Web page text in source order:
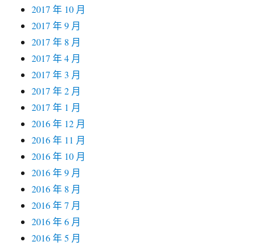
2017 年 10 月
2017 年 9 月
2017 年 8 月
2017 年 4 月
2017 年 3 月
2017 年 2 月
2017 年 1 月
2016 年 12 月
2016 年 11 月
2016 年 10 月
2016 年 9 月
2016 年 8 月
2016 年 7 月
2016 年 6 月
2016 年 5 月